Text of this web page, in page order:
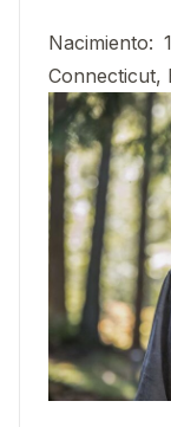
Nacimiento:
Connecticut,